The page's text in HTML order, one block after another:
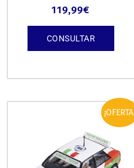
119,99€
CONSULTAR
precio
original
era:
54,90€.
El
es: